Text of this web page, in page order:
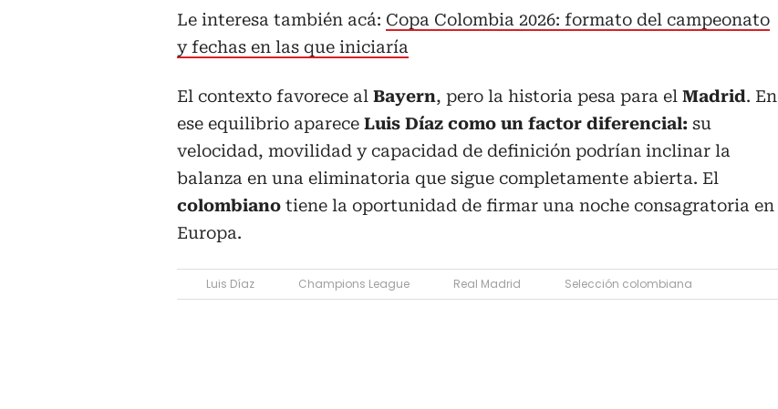
Le interesa también acá: Copa Colombia 2026: formato del campeonato
y fechas en las que iniciaría
El contexto favorece al Bayern, pero la historia pesa para el Madrid. En
ese equilibrio aparece Luis Díaz como un factor diferencial: su
velocidad, movilidad y capacidad de definición podrían inclinar la
balanza en una eliminatoria que sigue completamente abierta. El
colombiano tiene la oportunidad de firmar una noche consagratoria en
Europa.
Luis Díaz Champions League Real Madrid Selección colombiana